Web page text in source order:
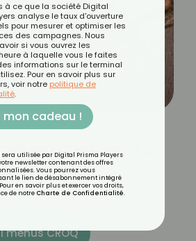
la particularité
Serrano ?
menus CROQ
à ce que la société Digital
analyse le taux d'ouverture
pour mesurer et optimiser les
des campagnes. Nous
si vous ouvrez les
à laquelle vous le faites
informations sur le terminal
Pour en savoir plus sur
voir notre politique de
.
mon cadeau !
sera utilisée par Digital Prisma Players
newsletter contenant des offres
Vous pourrez vous
le lien de désabonnement intégré
en savoir plus et exercer vos droits,
de notre Charte de Confidentialité.